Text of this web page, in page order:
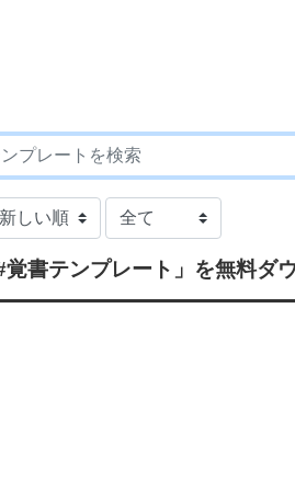
覚書テンプレート」 を無料ダ